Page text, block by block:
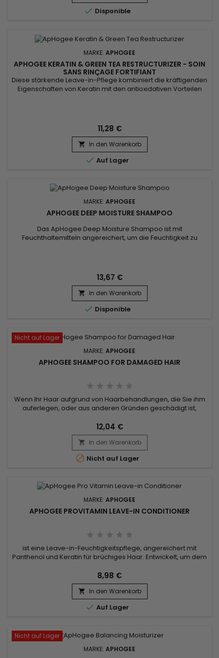
 Disponible
MARKE: APHOGEE
APHOGEE KERATIN & GREEN TEA RESTRUCTURIZER - SOIN
SANS RINÇAGE FORTIFIANT
Diese stärkende Leave-in-Pflege kombiniert die kräftigenden
Eigenschaften von Keratin mit den antioxidativen Vorteilen
Tee schützt das Haar vor schädlichen Umwelteinflüssen,
während...
11,28 €
 In den Warenkorb
 Auf Lager
MARKE: APHOGEE
APHOGEE DEEP MOISTURE SHAMPOO
Das ApHogee Deep Moisture Shampoo ist mit
Feuchthaltemitteln angereichert, um die Feuchtigkeit zu
Frisur und verleiht trockenem, leblosem Haar Elastizität und
Lebendigkeit. Sicher für...
13,67 €
 In den Warenkorb
 Disponible
Nicht auf Lager
MARKE: APHOGEE
APHOGEE SHAMPOO FOR DAMAGED HAIR
Wenn Ihr Haar aufgrund von Haarbehandlungen, die Sie ihm
auferlegen, oder aus anderen Gründen geschädigt ist,
geschädigtes Haar beheben.Shampoo für strapaziertes
Haar, reinigt sanft, pflegt die Kopfhaut, repariert tiefe
Haarschäden und restrukturiert die Haarfaser.&nbsp;
Angereichert mit Protein,...
12,04 €
 In den Warenkorb
 Nicht auf Lager
MARKE: APHOGEE
APHOGEE PROVITAMIN LEAVE-IN CONDITIONER
ist eine Leave-in-Feuchtigkeitspflege, angereichert mit
Panthenol und Keratin für brüchiges Haar. Entwickelt, um dem
der Tiefe wiederherzustellen. Diese Leave-in-Spülung hilft
sofort zu reparieren, stärken Haar. Die ApHogee Pro Vitamin
Leave-in-Spülung bietet Hitzeschutz und entwirrt das Haar...
8,98 €
 In den Warenkorb
 Auf Lager
Nicht auf Lager
MARKE: APHOGEE